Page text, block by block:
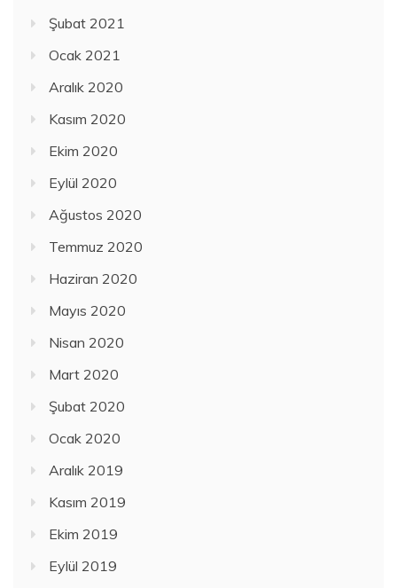
Şubat 2021
Ocak 2021
Aralık 2020
Kasım 2020
Ekim 2020
Eylül 2020
Ağustos 2020
Temmuz 2020
Haziran 2020
Mayıs 2020
Nisan 2020
Mart 2020
Şubat 2020
Ocak 2020
Aralık 2019
Kasım 2019
Ekim 2019
Eylül 2019